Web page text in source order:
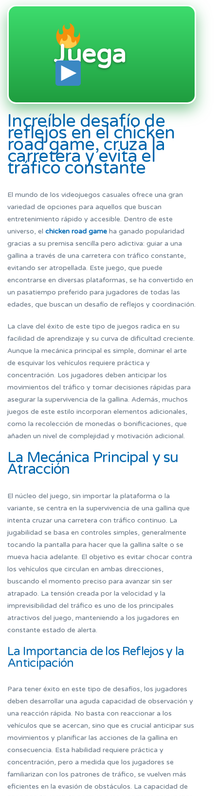
Juega
Increíble desafío de
reflejos en el chicken
road game, cruza la
carretera y evita el
tráfico constante
El mundo de los videojuegos casuales ofrece una gran
variedad de opciones para aquellos que buscan
entretenimiento rápido y accesible. Dentro de este
universo, el chicken road game ha ganado popularidad
gracias a su premisa sencilla pero adictiva: guiar a una
gallina a través de una carretera con tráfico constante,
evitando ser atropellada. Este juego, que puede
encontrarse en diversas plataformas, se ha convertido en
un pasatiempo preferido para jugadores de todas las
edades, que buscan un desafío de reflejos y coordinación.
La clave del éxito de este tipo de juegos radica en su
facilidad de aprendizaje y su curva de dificultad creciente.
Aunque la mecánica principal es simple, dominar el arte
de esquivar los vehículos requiere práctica y
concentración. Los jugadores deben anticipar los
movimientos del tráfico y tomar decisiones rápidas para
asegurar la supervivencia de la gallina. Además, muchos
juegos de este estilo incorporan elementos adicionales,
como la recolección de monedas o bonificaciones, que
añaden un nivel de complejidad y motivación adicional.
La Mecánica Principal y su
Atracción
El núcleo del juego, sin importar la plataforma o la
variante, se centra en la supervivencia de una gallina que
intenta cruzar una carretera con tráfico continuo. La
jugabilidad se basa en controles simples, generalmente
tocando la pantalla para hacer que la gallina salte o se
mueva hacia adelante. El objetivo es evitar chocar contra
los vehículos que circulan en ambas direcciones,
buscando el momento preciso para avanzar sin ser
atrapado. La tensión creada por la velocidad y la
imprevisibilidad del tráfico es uno de los principales
atractivos del juego, manteniendo a los jugadores en
constante estado de alerta.
La Importancia de los Reflejos y la
Anticipación
Para tener éxito en este tipo de desafíos, los jugadores
deben desarrollar una aguda capacidad de observación y
una reacción rápida. No basta con reaccionar a los
vehículos que se acercan, sino que es crucial anticipar sus
movimientos y planificar las acciones de la gallina en
consecuencia. Esta habilidad requiere práctica y
concentración, pero a medida que los jugadores se
familiarizan con los patrones de tráfico, se vuelven más
eficientes en la evasión de obstáculos. La capacidad de